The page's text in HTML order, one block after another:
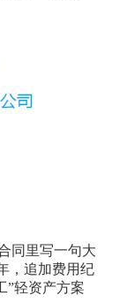
同里写一句大
，追加费用纪
”轻资产方案